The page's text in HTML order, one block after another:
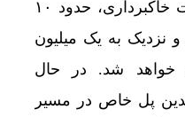
نیست!
را گران کرده‌اند؟ / ماجرای
۵۰۰ هزار مترمکعب عملیات خاکبرداری، حدود ۱۰
نزدیک به یک میلیون
خواهد شد. در حال
پل خاص در مسیر